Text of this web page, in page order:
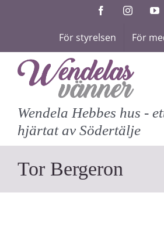
FacebookInstagram
För styrelsen För
Wendela Hebbes hus -
hjärtat av Södertälje
Tor Bergeron